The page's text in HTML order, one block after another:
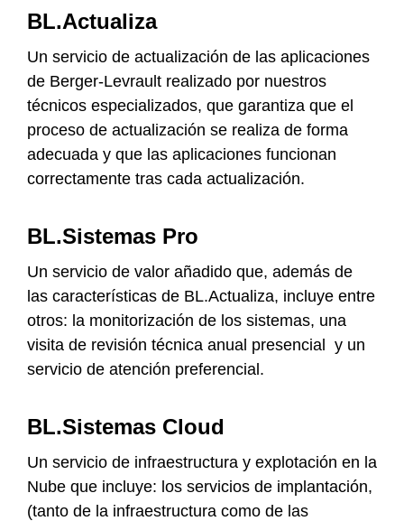
BL.Actualiza
Un servicio de actualización de las aplicaciones
de Berger-Levrault realizado por nuestros
técnicos especializados, que garantiza que el
proceso de actualización se realiza de forma
adecuada y que las aplicaciones funcionan
correctamente tras cada actualización.
BL.Sistemas Pro
Un servicio de valor añadido que, además de
las características de BL.Actualiza, incluye entre
otros: la monitorización de los sistemas, una
visita de revisión técnica anual presencial y un
servicio de atención preferencial.
BL.Sistemas Cloud
Un servicio de infraestructura y explotación en la
Nube que incluye: los servicios de implantación,
(tanto de la infraestructura como de las